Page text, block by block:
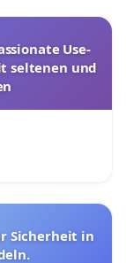
Use-
seltenen und
Sicherheit in